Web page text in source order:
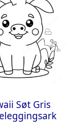
Søt Gris